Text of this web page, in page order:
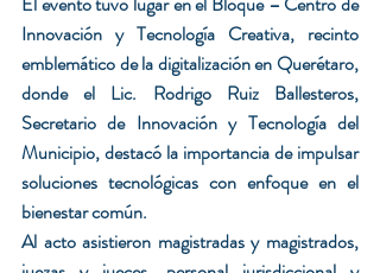
Innovación y Tecnología Creativa, recinto
emblemático de la digitalización en Querétaro,
donde el Lic. Rodrigo Ruiz Ballesteros,
Secretario de Innovación y Tecnología del
Municipio, destacó la importancia de impulsar
soluciones tecnológicas con enfoque en el
bienestar común.
Al acto asistieron magistradas y magistrados,